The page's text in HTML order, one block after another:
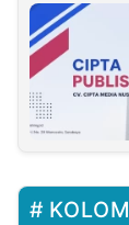
KOLOM